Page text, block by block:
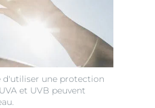
d'utiliser une protection
et UVB peuvent